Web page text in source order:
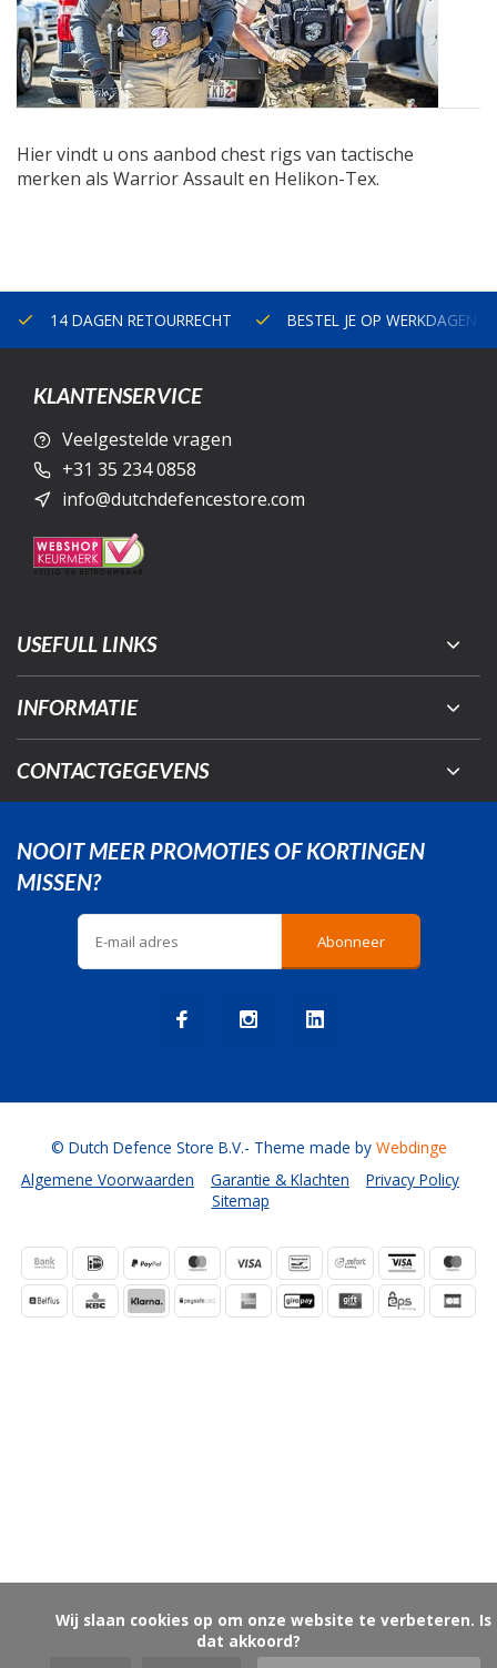
Hier vindt u ons aanbod chest rigs van tactische
merken als Warrior Assault en Helikon-Tex.
14 DAGEN RETOURRECHT BESTEL JE OP WERKDAGEN
KLANTENSERVICE
Veelgestelde vragen
+31 35 234 0858
info@dutchdefencestore.com
USEFULL LINKS
INFORMATIE
CONTACTGEGEVENS
NOOIT MEER PROMOTIES OF KORTINGEN
MISSEN?
Abonneer
Algemene Voorwaarden Garantie & Klachten
Privacy Policy
Sitemap
© Dutch Defence Store B.V.- Theme made by Webdinge
dat akkoord?